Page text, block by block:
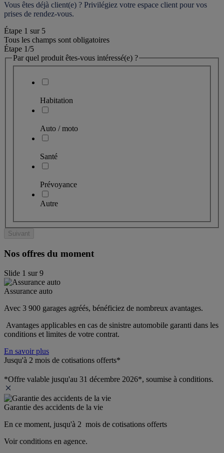
Vous êtes déjà client(e) ? Privilégiez votre espace client pour vos
prises de rendez-vous.
Étape 1 sur 5
Tous les champs sont obligatoires
Étape 1/5
Par quel produit êtes-vous intéressé(e) ?
Habitation
Auto / moto
Santé
Prévoyance
Autre
Suivant
Nos offres du moment
Slide 1 sur9
Assurance auto
Avec 3 900 garages agréés, bénéficiez de nombreux avantages.
Avantages applicables en cas de sinistre automobile garanti dans les
conditions et limites de votre contrat.
En savoir plus
Jusqu'à 2 mois de cotisations offerts*
*Offre valable jusqu'au 31 décembre 2026*, soumise à conditions.
Garantie des accidents de la vie
En ce moment, jusqu'à 2  mois de cotisations offerts
Voir conditions en agence.